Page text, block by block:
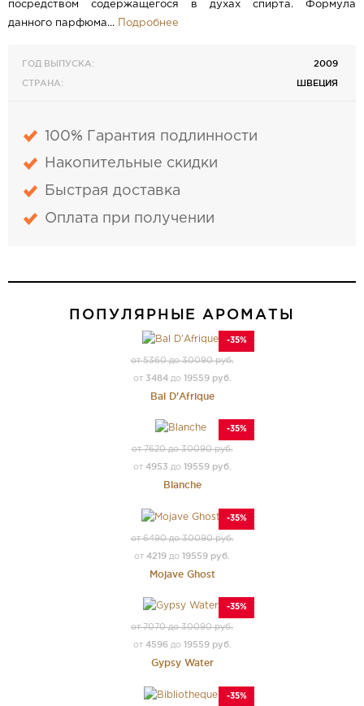
посредством содержащегося в духах спирта. Формула
данного парфюма... Подробнее
ГОД ВЫПУСКА:
2009
СТРАНА:
ШВЕЦИЯ
100% Гарантия подлинности
Накопительные скидки
Быстрая доставка
Оплата при получении
ПОПУЛЯРНЫЕ АРОМАТЫ
-35%
от 5360 до 30090 руб.
от 3484до 19559 руб.
Bal D'Afrique
-35%
от 7620 до 30090 руб.
от 4953 до 19559 руб.
Blanche
-35%
от 6490 до 30090 руб.
от 4219 до 19559 руб.
Mojave Ghost
-35%
от 7070 до 30090 руб.
от 4596до 19559 руб.
Gypsy Water
-35%